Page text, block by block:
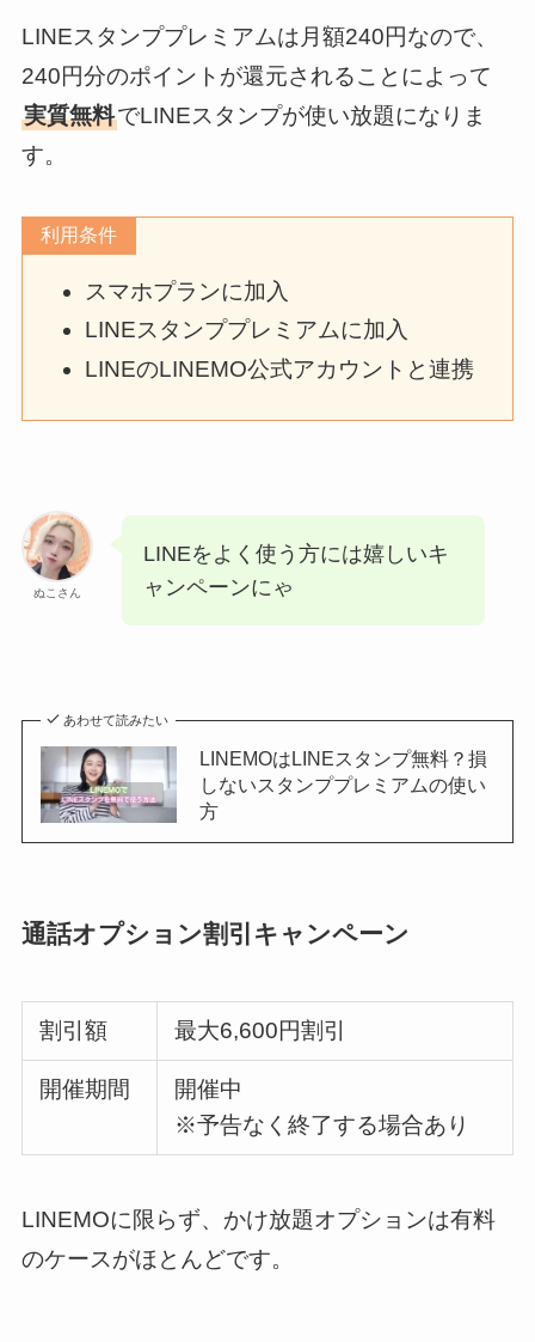
LINEスタンププレミアムは月額240円なので、
240円分のポイントが還元されることによって
実質無料でLINEスタンプが使い放題になりま
す。
利用条件
スマホプランに加入
LINEスタンププレミアムに加入
LINEのLINEMO公式アカウントと連携
ぬこさん
LINEをよく使う方には嬉しいキ
ャンペーンにゃ
あわせて読みたい
LINEMOはLINEスタンプ無料？損
しないスタンププレミアムの使い
方
通話オプション割引キャンペーン
割引額 最大6,600円割引
開催期間
開催中
※予告なく終了する場合あり
LINEMOに限らず、かけ放題オプションは有料
のケースがほとんどです。